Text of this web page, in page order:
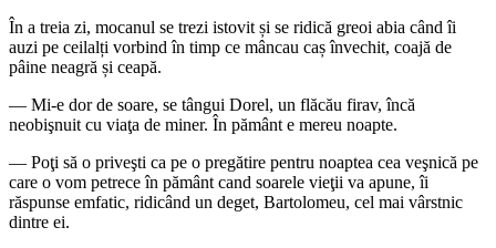
În a treia zi, mocanul se trezi istovit și se ridică greoi abia când îi
auzi pe ceilalți vorbind în timp ce mâncau caș învechit, coajă de
pâine neagră și ceapă.
— Mi-e dor de soare, se tângui Dorel, un flăcău firav, încă
neobişnuit cu viaţa de miner. În pământ e mereu noapte.
— Poţi să o priveşti ca pe o pregătire pentru noaptea cea veşnică pe
care o vom petrece în pământ cand soarele vieţii va apune, îi
răspunse emfatic, ridicând un deget, Bartolomeu, cel mai vârstnic
dintre ei.